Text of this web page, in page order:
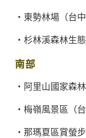
・東勢林場（台中
・杉林溪森林生
南部
・阿里山國家森
・梅嶺風景區（台
・那瑪夏區賞螢